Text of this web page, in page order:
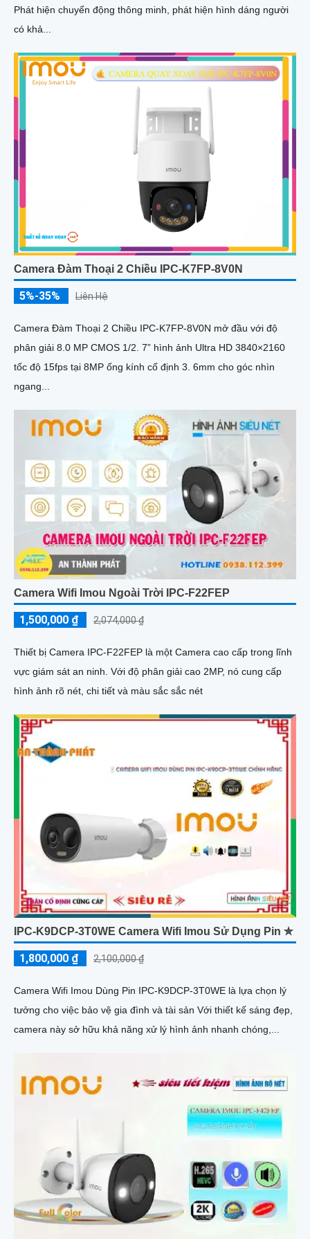
Phát hiện chuyển động thông minh, phát hiện hình dáng người
có khả...
Camera Đàm Thoại 2 Chiều IPC-K7FP-8V0N
5%-35% Liên Hệ
Camera Đàm Thoại 2 Chiều IPC-K7FP-8V0N mở đầu với độ
phân giải 8.0 MP CMOS 1/2. 7” hình ảnh Ultra HD 3840×2160
tốc độ 15fps tại 8MP ống kính cố định 3. 6mm cho góc nhìn
ngang...
Camera Wifi Imou Ngoài Trời IPC-F22FEP
1,500,000 ₫ 2,074,000 ₫
Thiết bị Camera IPC-F22FEP là một Camera cao cấp trong lĩnh
vực giám sát an ninh. Với độ phân giải cao 2MP, nó cung cấp
hình ảnh rõ nét, chi tiết và màu sắc sắc nét
IPC-K9DCP-3T0WE Camera Wifi Imou Sử Dụng Pin ✮
1,800,000 ₫ 2,100,000 ₫
Camera Wifi Imou Dùng Pin IPC-K9DCP-3T0WE là lựa chọn lý
tưởng cho việc bảo vệ gia đình và tài sản Với thiết kế sáng đẹp,
camera này sở hữu khả năng xử lý hình ảnh nhanh chóng,...